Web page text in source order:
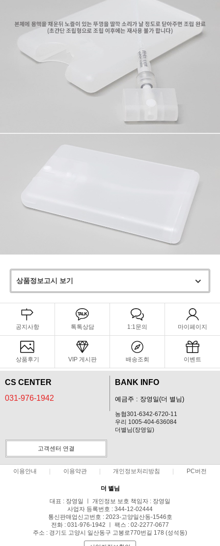
상품정보고시 보기
공지사항 톡톡상담 1:1문의 마이페이지
상품후기 VIP 게시판 배송조회 이벤트
CS CENTER
031-976-1942
BANK INFO
예금주 : 장영일(더 별님)
농협301-6342-6720-11
우리 1005-404-636084
더별님(장영일)
고객센터 연결
이용안내 이용약관 개인정보처리방침 PC버전
더 별님
대표 : 장영일 ㅣ 개인정보 보호 책임자 : 장영일
사업자 등록번호 : 344-12-02444
통신판매업신고번호 : 2023-고양일산동-1546호
전화 : 031-976-1942 ㅣ 팩스 : 02-2277-0677
주소 : 경기도 고양시 일산동구 고봉로770번길 178 (성석동)